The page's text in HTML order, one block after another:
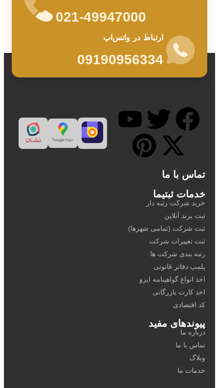
021-49947000
ارتباط در واتس‌اپ
09190956334
با ما
ثبتیما
شرکت رتبه دار
برند آنلاین
شرکت (تمامی شهرها)
تغییرات شرکت
بندی شرکت ها
دفاتر قانونی
انواع گواهینامه ایزو
کارت بازرگانی
مفید
ما
با ما
ما